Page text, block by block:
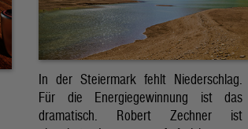
In der Steiermark fehlt Niederschlag.
Für die Energiegewinnung ist das
dramatisch. Robert Zechner ist